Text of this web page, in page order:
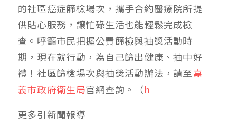
的社區癌症篩檢場次，攜手合約醫療院所提
供貼心服務，讓忙碌生活也能輕鬆完成檢
查。呼籲市民把握公費篩檢與抽獎活動時
期，現在就行動，為自己篩出健康、抽中好
禮！社區篩檢場次與抽獎活動辦法，請至嘉
義市政府衛生局官網查詢。（h
更多引新聞報導